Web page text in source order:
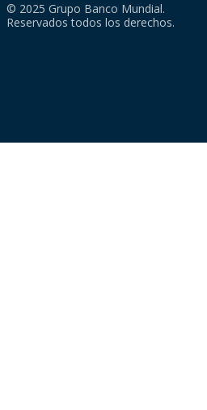
© 2025 Grupo Banco Mundial.
Reservados todos los derechos.